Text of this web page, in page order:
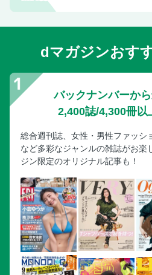
美しい山並みを楽しむ立ち寄り湯
野沢温泉の気になるお店へ
信州のビュースポットに会いに・
上田のとびきりのパン＆そば
別所温泉の古刹と外湯めぐり
個性あふれる別所の湯宿
インデックス
dマガジンおす
バックナンバーか
2,400誌/4,300冊以
総合週刊誌、女性・男性ファッシ
など多彩なジャンルの雑誌がお楽
ジン限定のオリジナル記事も！